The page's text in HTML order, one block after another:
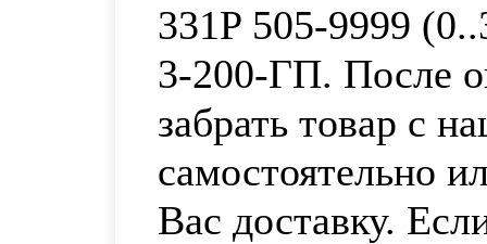
331P 505-9999
3-200-ГП. После
забрать товар с
самостоятельно
Вас доставку.